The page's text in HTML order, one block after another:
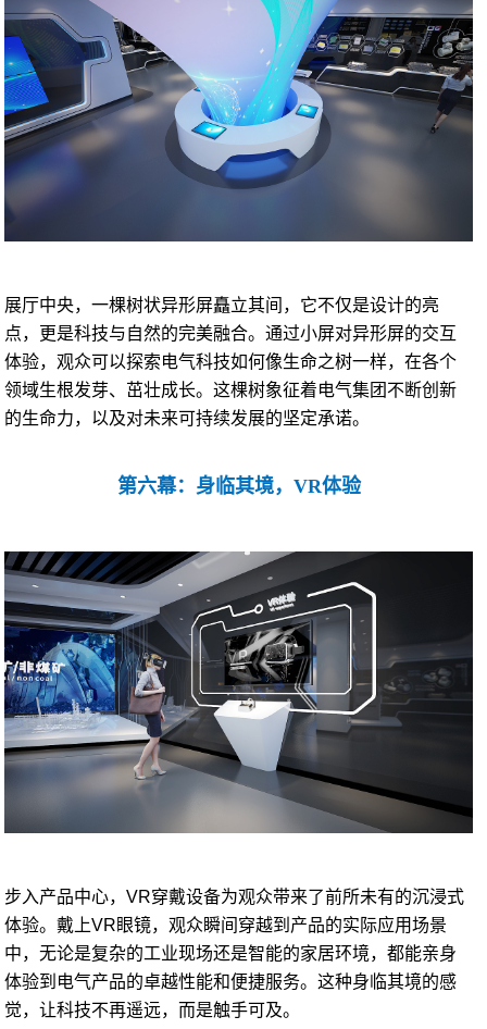
展厅中央，一棵树状异形屏矗立其间，它不仅是设计的亮
点，更是科技与自然的完美融合。通过小屏对异形屏的交互
体验，观众可以探索电气科技如何像生命之树一样，在各个
领域生根发芽、茁壮成长。这棵树象征着电气集团不断创新
的生命力，以及对未来可持续发展的坚定承诺。
第六幕：身临其境，VR体验
步入产品中心，VR穿戴设备为观众带来了前所未有的沉浸式
体验。戴上VR眼镜，观众瞬间穿越到产品的实际应用场景
中，无论是复杂的工业现场还是智能的家居环境，都能亲身
体验到电气产品的卓越性能和便捷服务。这种身临其境的感
觉，让科技不再遥远，而是触手可及。